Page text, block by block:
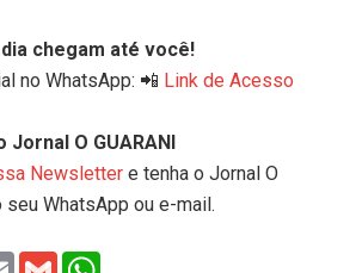
chegam até você!
no WhatsApp: 📲 Link de Acesso
Jornal O GUARANI
Newsletter e tenha o Jornal O
seu WhatsApp ou e-mail.
Email Gmail